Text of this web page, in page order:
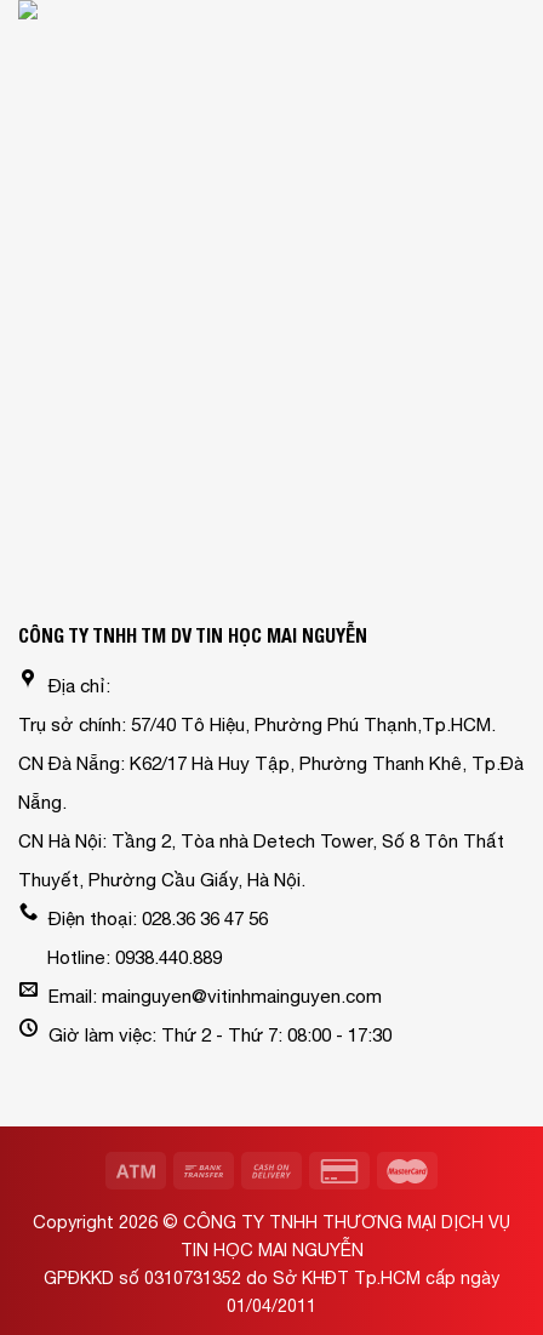
CÔNG TY TNHH TM DV TIN HỌC MAI NGUYỄN
Địa chỉ:
Trụ sở chính: 57/40 Tô Hiệu, Phường Phú Thạnh,Tp.HCM.
CN Đà Nẵng: K62/17 Hà Huy Tập, Phường Thanh Khê, Tp.Đà
Nẵng.
CN Hà Nội: Tầng 2, Tòa nhà Detech Tower, Số 8 Tôn Thất
Thuyết, Phường Cầu Giấy, Hà Nội.
Điện thoại: 028.36 36 47 56
Hotline: 0938.440.889
Email: mainguyen@vitinhmainguyen.com
Giờ làm việc: Thứ 2 - Thứ 7: 08:00 - 17:30
Copyright 2026 © CÔNG TY TNHH THƯƠNG MẠI DỊCH VỤ
TIN HỌC MAI NGUYỄN
GPĐKKD số 0310731352 do Sở KHĐT Tp.HCM cấp ngày
01/04/2011